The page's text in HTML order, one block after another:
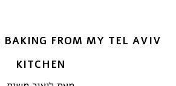
BAKING FROM MY TEL AVIV
KITCHEN